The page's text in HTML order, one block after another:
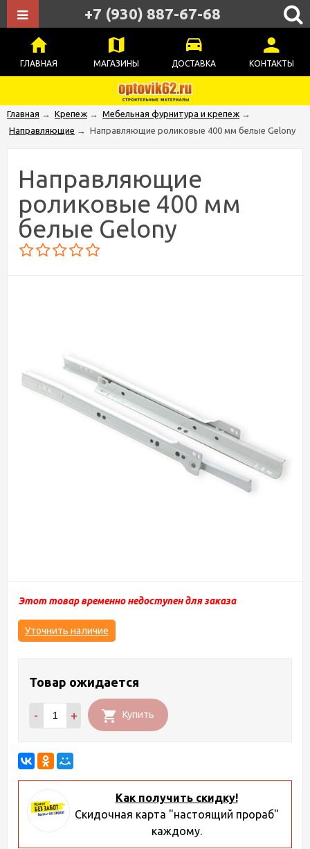
ГЛАВНАЯ МАГАЗИНЫ ДОСТАВКА КОНТАКТЫ
+7 (930) 887-67-68
Главная → Крепеж → Мебельная фурнитура и крепеж →
Направляющие → Направляющие роликовые 400 мм белые Gelony
Направляющие
роликовые 400 мм
белые Gelony
Этот товар временно недоступен для заказа
Уточнить наличие
Товар ожидается
- + Купить
Как получить скидку!
Скидочная карта "настоящий прораб"
каждому.